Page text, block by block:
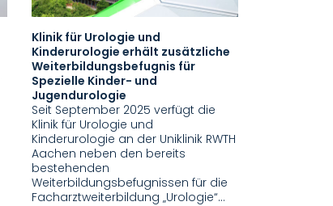
Klinik für Urologie und
Kinderurologie erhält zusätzliche
Weiterbildungsbefugnis für
Spezielle Kinder- und
Jugendurologie
Seit September 2025 verfügt die
Klinik für Urologie und
Kinderurologie an der Uniklinik RWTH
Aachen neben den bereits
bestehenden
Weiterbildungsbefugnissen für die
Facharztweiterbildung „Urologie“…